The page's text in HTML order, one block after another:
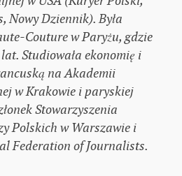
Nowy Dziennik). Była
Couture w Paryżu, gdzie
Studiowała ekonomię i
na Akademii
w Krakowie i paryskiej
Stowarzyszenia
Polskich w Warszawie i
Federation of Journalists.